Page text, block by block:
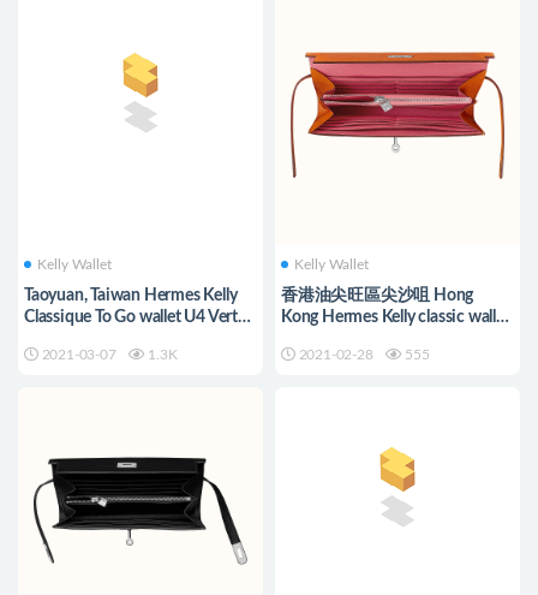
Kelly Wallet
Taoyuan, Taiwan Hermes Kelly
Classique To Go wallet U4 Vert
2021-03-07 1.3K
Kelly Wallet
香港油尖旺區尖沙咀 Hong
Kong Hermes Kelly classic wallet
2021-02-28 555